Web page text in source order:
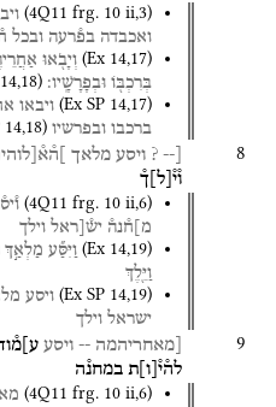
(4Q11 frg. 10 ii,3)
ואכבדה בפ֯רעה ובכל
(Ex 14,17) וְיָבֹ֖אוּ
בְּרִכְבּ֖וֹ וּבְפָרָשָֽׁיו׃ 14,18)
(Ex SP 14,17) ויבאו
ברכבו ובפרשיו 14,18)
8
[-- ? ויסע מלאך
ו֯י֯ ל ך֯
(4Q11 frg. 10 ii,6)
מ]ח֯נה֯ יש֯[ראל וילך
(Ex 14,19) וַיִּסַּ֞ע מַלְאַ֣ךְ
וַיֵּ֖לֶךְ
(Ex SP 14,19) ויסע
ישראל וילך
9 [מאחריהמה -- ויסע
לה֯י֯ ו ת במחנ֯ה
(4Q11 frg. 10 ii,6)